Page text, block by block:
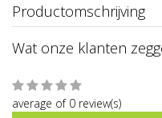
Productomschrijving
Wat onze klanten
average of 0 review(s)